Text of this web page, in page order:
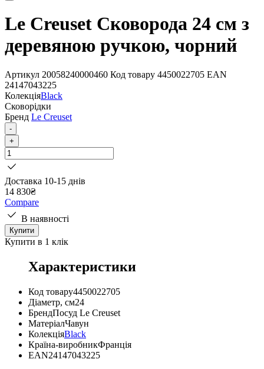
Le Creuset Сковорода 24 см з
деревяною ручкою, чорний
Артикул 20058240000460 Код товару 4450022705 EAN
24147043225
КолекціяBlack
Сковорідки
Бренд Le Creuset
-
+
Доставка 10-15 днів
14 830₴
Compare
В наявності
Купити
Купити в 1 клік
Характеристики
Код товару4450022705
Діаметр, см24
БрендПосуд Le Creuset
МатеріалЧавун
КолекціяBlack
Країна-виробникФранція
EAN24147043225